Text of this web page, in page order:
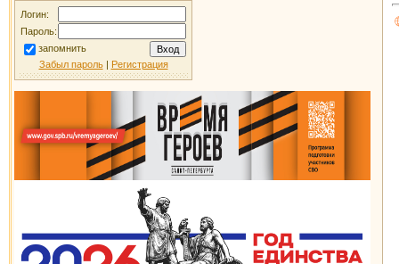
Логин:
Пароль:
запомнить
Забыл пароль| Регистрация